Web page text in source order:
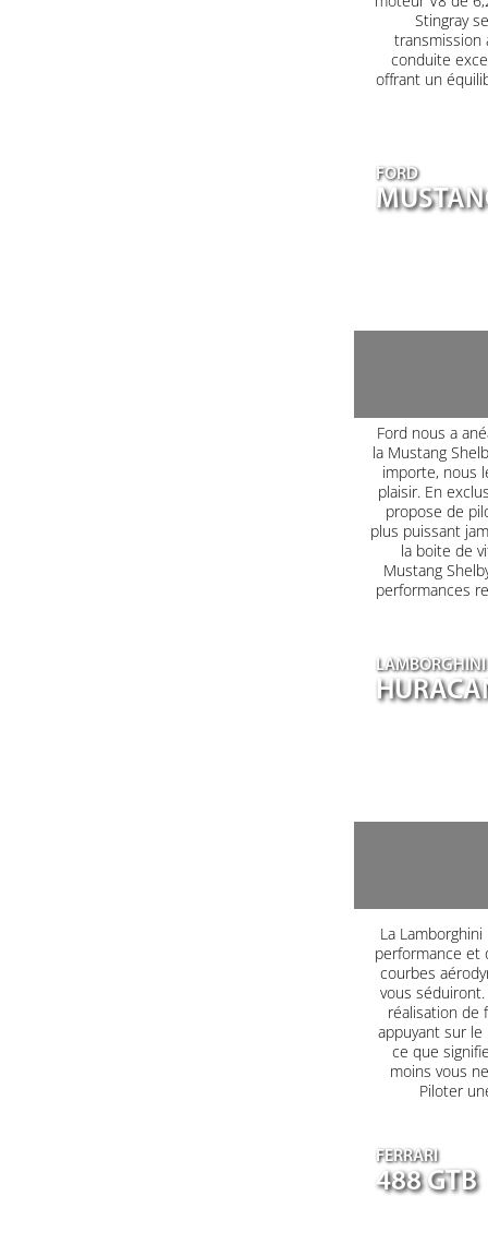
Stingray
transmission
conduite
offrant un
FORD
Ford nous a
la Mustang
importe, nous
plaisir. En
propose de
plus puissant
la boite de
Mustang
performances
LAMBORGHINI
La
performance et
courbes
vous
réalisation de
appuyant sur le
ce que
moins vous
Piloter
FERRARI
488 GTB